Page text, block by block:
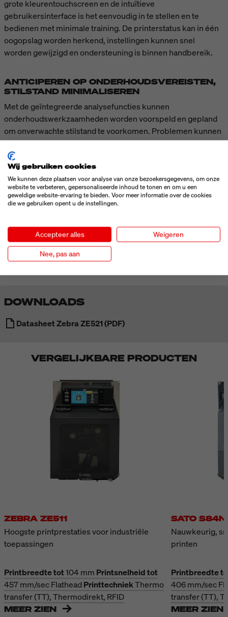
grote kleurentouchscreen en de intuïtieve
gebruikersinterface is het eenvoudig in te stellen en te
bedienen met minimale training. De printerstatus kan in één
oogopslag worden herkend, instellingen kunnen snel
worden gewijzigd en ondersteuning is binnen handbereik.
ANTICIPEREN OP ONDERHOUDSVEREISTEN,
STILSTAND MINIMALISEREN
Met de geïntegreerde analysefuncties kunnen
onderhoudswerkzaamheden worden voorspeld en gepland
om onverwachte stilstand te voorkomen. Problemen kunnen
op afstand worden opgelost en de modulaire aandrijving met
verlengde levensduur is snel en eenvoudig te vervangen
voor onderhoud - slechts drie schroeven - om storingen te
voorkomen.
DOWNLOADS
Datasheet Zebra ZE521 (PDF)
VERGELIJKBARE PRODUCTEN
ZEBRA ZE511
Hoogste printprestaties voor industriële
toepassingen
Printbreedte tot104 mm Printsnelheid tot
457 mm/secFlatheadPrinttechniekThermo
transfer (TT), Thermodirekt, RFID
MEER ZIEN
SATO
Nauwkeurig,
printen
Printbreedte
406 mm/sec
transfer (TT),
MEER ZIEN
Wij gebruiken cookies
We kunnen deze plaatsen voor analyse van onze bezoekersgegevens, om onze
website te verbeteren, gepersonaliseerde inhoud te tonen en om u een
geweldige website-ervaring te bieden. Voor meer informatie over de cookies
die we gebruiken opent u de instellingen.
Accepteer alles Weigeren
Nee, pas aan